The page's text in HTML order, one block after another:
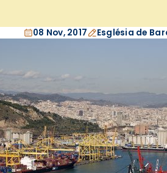
08 Nov, 2017 Església de